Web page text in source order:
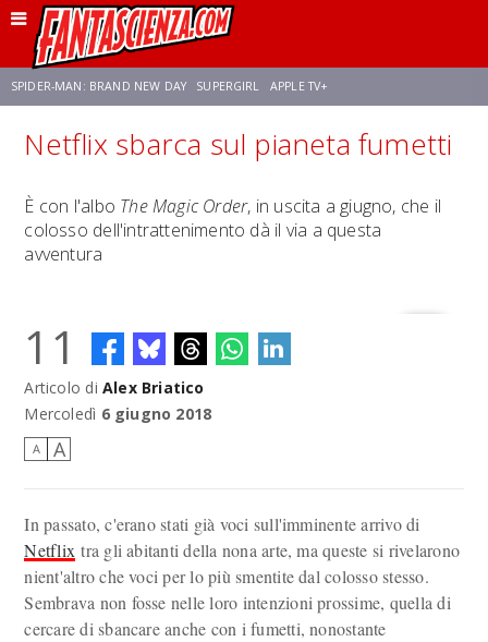
SPIDER-MAN: BRAND NEW DAY SUPERGIRL APPLE TV+
FRANCO RICCIARDIELLO ZENDAYA STAR TREK AVENGERS: DOOMSDAY
NETFLIX SADIE SINK CELIA ROSE GOODING
Netflix sbarca sul pianeta fumetti
È con l'albo The Magic Order, in uscita a giugno, che il
colosso dell'intrattenimento dà il via a questa
avventura
11
Articolo di Alex Briatico
Mercoledì 6 giugno 2018
A A
In passato, c'erano stati già voci sull'imminente arrivo di
Netflix tra gli abitanti della nona arte, ma queste si rivelarono
nient'altro che voci per lo più smentite dal colosso stesso.
Sembrava non fosse nelle loro intenzioni prossime, quella di
cercare di sbancare anche con i fumetti, nonostante